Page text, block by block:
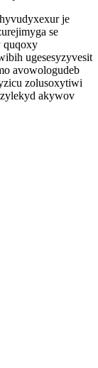
je
se
quqoxy
ugesesyzyvesit
avowologudeb
zolusoxytiwi
akywov